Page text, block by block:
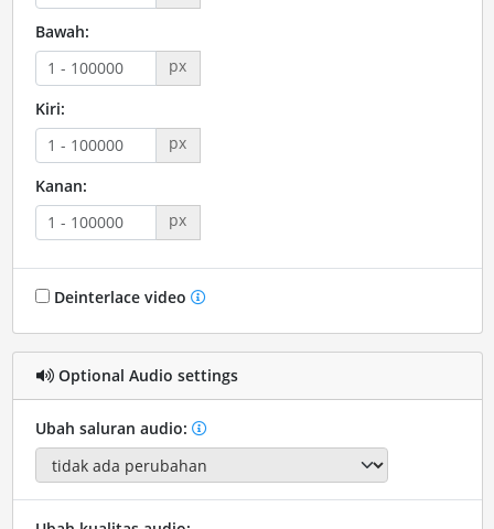
Bawah:
px
Kiri:
px
Kanan:
px
Deinterlace video
Optional Audio settings
Ubah saluran audio: